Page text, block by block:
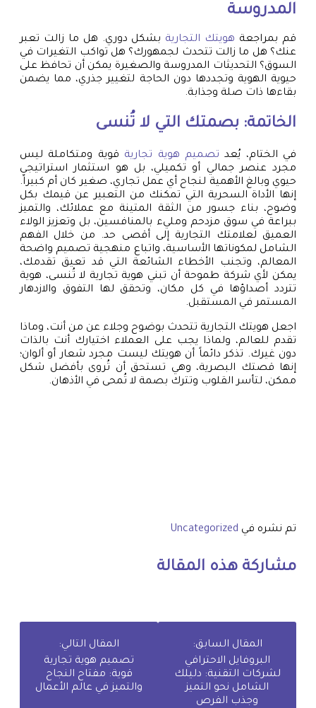
المدروسة
قم بمراجعة هويتك التجارية بشكل دوري. هل ما زالت تعبر
عنك؟ هل ما زالت تتحدث لجمهورك؟ هل تواكب التغيرات في
السوق؟ التحديثات المدروسة والصغيرة يمكن أن تحافظ على
حيوية الهوية وتجددها دون الحاجة لتغيير جذري، مما يضمن
بقاءها ذات صلة وجذابة.
الخاتمة: بصمتك التي لا تُنسى
في الختام، يُعد تصميم هوية تجارية قوية ومتكاملة ليس
مجرد عنصر جمالي أو تكميلي، بل هو استثمار استراتيجي
حيوي وبالغ الأهمية لنجاح أي عمل تجاري، صغير كان أم كبيراً.
إنها الأداة السحرية التي تمكنك من التعبير عن قيمك بكل
وضوح، بناء جسور من الثقة المتينة مع عملائك، والتميز
ببراعة في سوق مزدحم ومليء بالمنافسين، بل وتعزيز الولاء
العميق لعلامتك التجارية إلى أقصى حد. من خلال الفهم
الشامل لمكوناتها الأساسية، واتباع منهجية تصميم واضحة
المعالم، وتجنب الأخطاء الشائعة التي قد تعيق تقدمك،
يمكن لأي شركة طموحة أن تبني هوية تجارية لا تُنسى، هوية
تتردد أصداؤها في كل مكان، وتحقق لها التفوق والازدهار
المستمر في المستقبل.
اجعل هويتك التجارية تتحدث بوضوح وجلاء عن من أنت، وماذا
تقدم للعالم، ولماذا يجب على العملاء اختيارك أنت بالذات
دون غيرك. تذكر دائماً أن هويتك ليست مجرد شعار أو ألوان؛
إنها قصتك البصرية، وهي تستحق أن تُروى بأفضل شكل
ممكن، لتأسر القلوب وتترك بصمة لا تُمحى في الأذهان.
تم نشره في Uncategorized
مشاركة هذه المقالة
المقال السابق:
البروفايل الاحترافي
لشركات التقنية: دليلك
الشامل نحو التميز
وجذب الفرص
المقال التالي:
تصميم هوية تجارية
قوية: مفتاح النجاح
والتميز في عالم الأعمال